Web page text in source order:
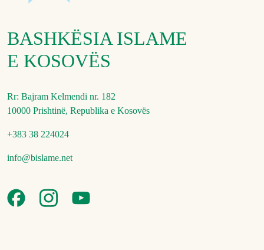
BASHKËSIA ISLAME
E KOSOVËS
Rr: Bajram Kelmendi nr. 182
10000 Prishtinë, Republika e Kosovës
+383 38 224024
info@bislame.net